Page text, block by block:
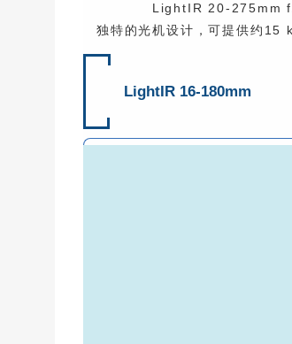
LightIR 20-275mm f/
独特的光机设计，可提供约15
LightIR 16-180mm